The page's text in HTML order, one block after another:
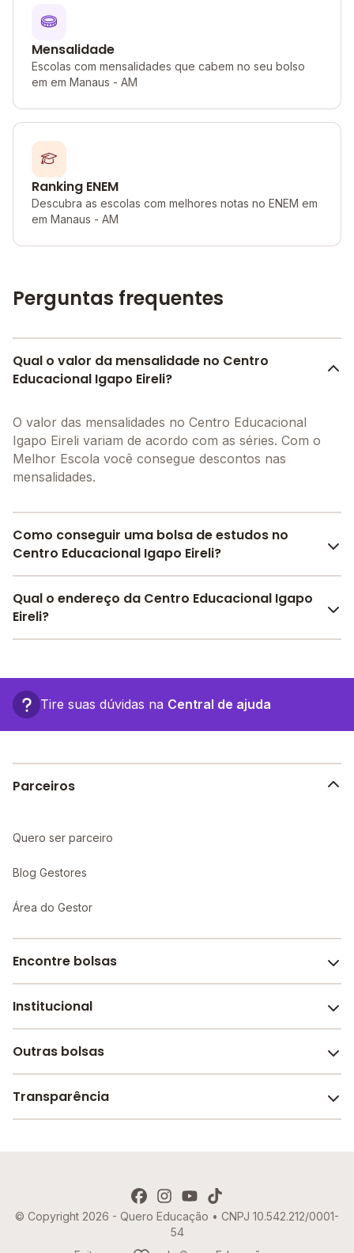
Mensalidade
Escolas com mensalidades que cabem no seu bolso
em em Manaus - AM
Ranking ENEM
Descubra as escolas com melhores notas no ENEM em
em Manaus - AM
Perguntas frequentes
Qual o valor da mensalidade no Centro
Educacional Igapo Eireli?
O valor das mensalidades no Centro Educacional
Igapo Eireli variam de acordo com as séries. Com o
Melhor Escola você consegue descontos nas
mensalidades.
Como conseguir uma bolsa de estudos no
Centro Educacional Igapo Eireli?
Pesquise bolsas disponíveis no Melhor Escola e
encontre o melhor desconto para você.
Qual o endereço da Centro Educacional Igapo
Eireli?
- AM.
Tire suas dúvidas na Central de ajuda
Parceiros
Quero ser parceiro
Blog Gestores
Área do Gestor
Encontre bolsas
Melhores escolas de São Paulo
Escolas por cidade e bairro
Institucional
Sobre o Melhor Escola
Revista Melhor Escola
Outras bolsas
Faculdades e universidades
Transparência
Política de Cookies
© Copyright 2026 - Quero Educação • CNPJ 10.542.212/0001-
54